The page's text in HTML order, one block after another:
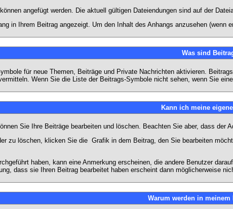
angefügt werden. Die aktuell gültigen Dateiendungen sind auf der
in Ihrem Beitrag angezeigt. Um den Inhalt des Anhangs anzusehen
Was sind
für neue Themen, Beiträge und Private Nachrichten aktivieren.
Wenn Sie die Liste der Beitrags-Symbole nicht sehen, wenn Sie
Kann ich meine
Sie Ihre Beiträge bearbeiten und löschen. Beachten Sie aber, dass der
zu löschen, klicken Sie die Grafik in dem Beitrag, den Sie bearbeiten
haben, kann eine Anmerkung erscheinen, die andere Benutzer
dass sie Ihren Beitrag bearbeitet haben erscheint dann möglicherweise
Warum werden in